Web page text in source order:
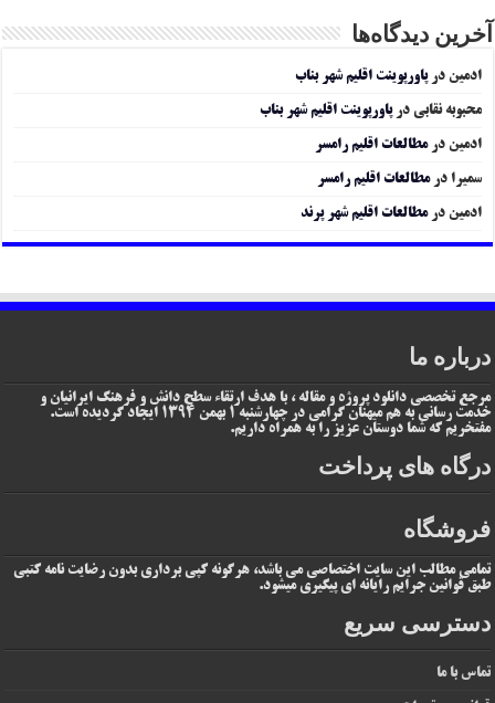
آخرین دیدگاه‌ها
ادمین درپاورپوینت اقلیم شهر بناب
محبوبه نقابی درپاورپوینت اقلیم شهر بناب
ادمین درمطالعات اقلیم رامسر
سمیرا درمطالعات اقلیم رامسر
ادمین درمطالعات اقلیم شهر پرند
درباره ما
مرجع تخصصی دانلود پروژه و مقاله ، با هدف ارتقاء سطح دانش و فرهنگ ایرانیان و
خدمت رسانی به هم میهنان گرامی در چهارشنبه 1 بهمن 1394 ایجاد گردیده است.
مفتخریم که شما دوستان عزیز را به همراه داریم.
درگاه های پرداخت
فروشگاه
تمامی مطالب این سایت اختصاصی می باشد، هرگونه کپی برداری بدون رضایت نامه کتبی
طبق قوانین جرایم رایانه ای پیگیری میشود.
دسترسی سریع
تماس با ما